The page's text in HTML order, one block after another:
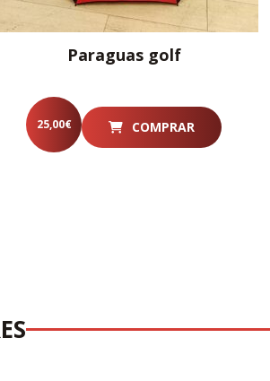
Paraguas golf
25,00€ COMPRAR